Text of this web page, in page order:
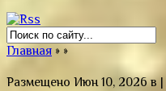
Главная » »
Размещено Июн 10, 2026 в |